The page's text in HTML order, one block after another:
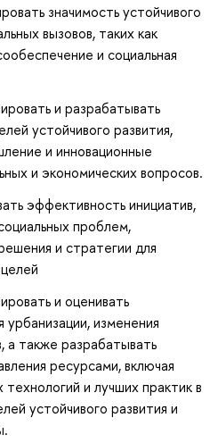
значимость устойчивого
вызовов, таких как
и социальная
и разрабатывать
устойчивого развития,
и инновационные
и экономических вопросов.
эффективность инициатив,
проблем,
и стратегии для
и оценивать
урбанизации, изменения
а также разрабатывать
ресурсами, включая
и лучших практик в
устойчивого развития и